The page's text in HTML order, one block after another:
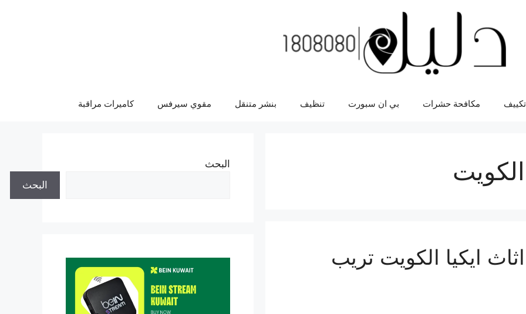
تكييف مكافحة حشرات بي ان سبورت تنظيف بنشر متنقل مقوي سيرفس كاميرات مراقبة
ايكيا الكويت تريب
البحث
البحث